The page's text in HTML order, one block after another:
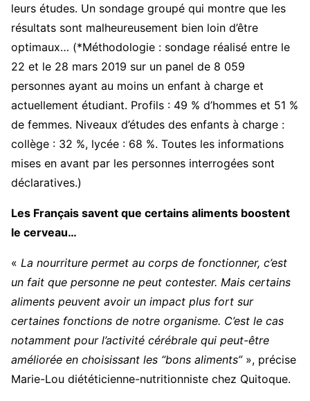
leurs études. Un sondage groupé qui montre que les
résultats sont malheureusement bien loin d’être
optimaux… (*Méthodologie : sondage réalisé entre le
22 et le 28 mars 2019 sur un panel de 8 059
personnes ayant au moins un enfant à charge et
actuellement étudiant. Profils : 49 % d’hommes et 51 %
de femmes. Niveaux d’études des enfants à charge :
collège : 32 %, lycée : 68 %. Toutes les informations
mises en avant par les personnes interrogées sont
déclaratives.)
Les Français savent que certains aliments boostent
le cerveau…
« La nourriture permet au corps de fonctionner, c’est
un fait que personne ne peut contester. Mais certains
aliments peuvent avoir un impact plus fort sur
certaines fonctions de notre organisme. C’est le cas
notamment pour l’activité cérébrale qui peut-être
améliorée en choisissant les “bons aliments”», précise
Marie-Lou diététicienne-nutritionniste chez Quitoque.